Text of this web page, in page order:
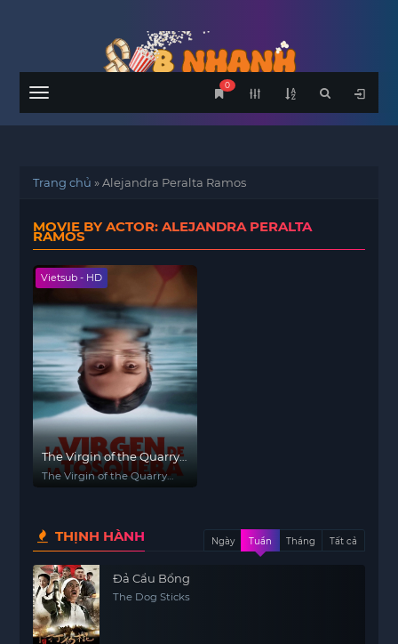
Menu
0
Trang chủ »Alejandra Peralta Ramos
MOVIE BY ACTOR: ALEJANDRA PERALTA
RAMOS
Vietsub - HD
The Virgin of the Quarry
Lake
The Virgin of the Quarry
THỊNH HÀNH Ngày Tuần Tháng Tất cả
Đả Cẩu Bổng
The Dog Sticks